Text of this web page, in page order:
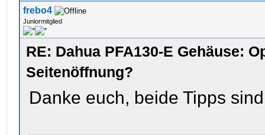
frebo4
Juniormitglied
RE: Dahua PFA130-E Gehäuse:
Seitenöffnung?
Danke euch, beide Tipps